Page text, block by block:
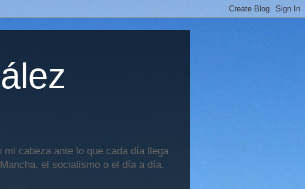
cabeza ante lo que cada día llega
el socialismo o el día a día.